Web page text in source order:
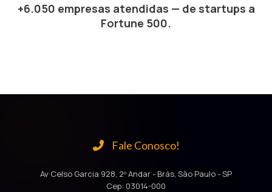
+6.050 empresas atendidas — de startups a
Fortune 500.
Fale Conosco!
Av Celso Garcia 928, 2º Andar - Brás, São Paulo - SP
Cep: 03014-000